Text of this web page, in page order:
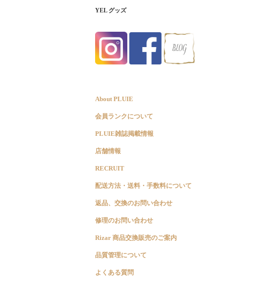
YEL グッズ
About PLUIE
会員ランクについて
PLUIE雑誌掲載情報
店舗情報
RECRUIT
配送方法・送料・手数料について
返品、交換のお問い合わせ
修理のお問い合わせ
Rizar 商品交換販売のご案内
品質管理について
よくある質問